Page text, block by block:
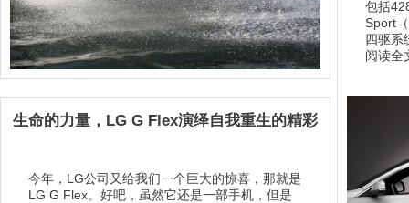
包括
Sport
四驱系
阅读全
生命的力量，LG G Flex演绎自我重生的精彩
今年，LG公司又给我们一个巨大的惊喜，那就是
LG G Flex。好吧，虽然它还是一部手机，但是